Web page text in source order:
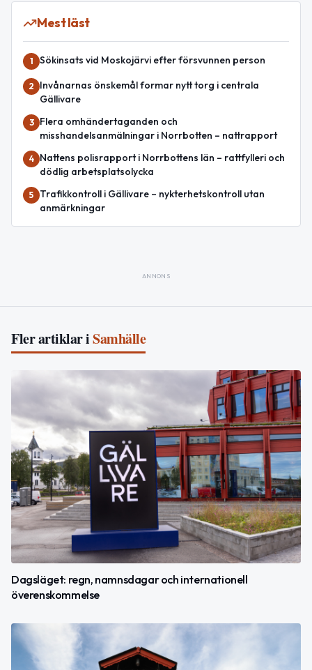
Mest läst
1 Sökinsats vid Moskojärvi efter försvunnen person
2
Invånarnas önskemål formar nytt torg i centrala
Gällivare
3
Flera omhändertaganden och
misshandelsanmälningar i Norrbotten – nattrapport
4
Nattens polisrapport i Norrbottens län – rattfylleri och
dödlig arbetsplatsolycka
5
Trafikkontroll i Gällivare – nykterhetskontroll utan
anmärkningar
ANNONS
Fler artiklar iSamhälle
Dagsläget: regn, namnsdagar och internationell
överenskommelse